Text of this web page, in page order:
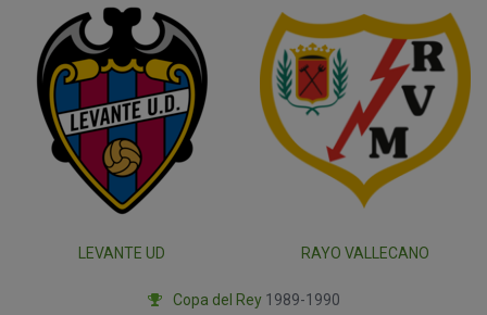
LEVANTE UD RAYO VALLECANO
Copa del Rey1989-1990